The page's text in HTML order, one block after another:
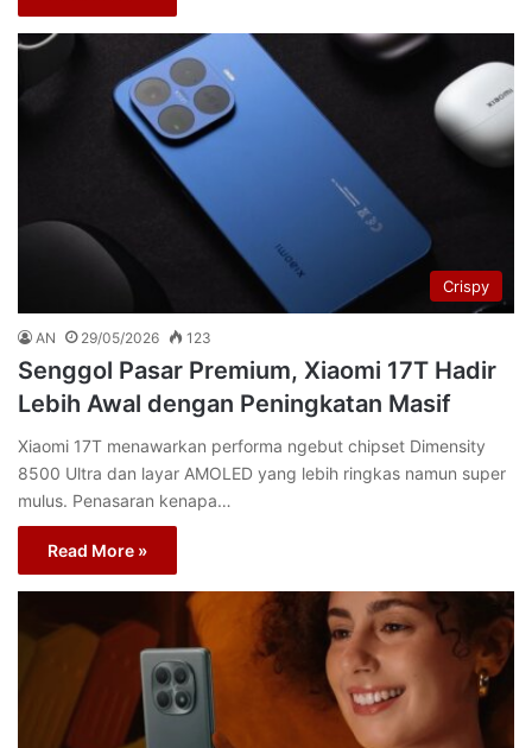
Crispy
AN 29/05/2026 123
Senggol Pasar Premium, Xiaomi 17T Hadir
Lebih Awal dengan Peningkatan Masif
Xiaomi 17T menawarkan performa ngebut chipset Dimensity
8500 Ultra dan layar AMOLED yang lebih ringkas namun super
mulus. Penasaran kenapa…
Read More »